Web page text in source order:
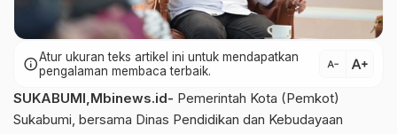
infoAtur ukuran teks artikel ini untuk mendapatkan
pengalaman membaca terbaik.
text_decrease text_increase
SUKABUMI,Mbinews.id- Pemerintah Kota (Pemkot)
Sukabumi, bersama Dinas Pendidikan dan Kebudayaan